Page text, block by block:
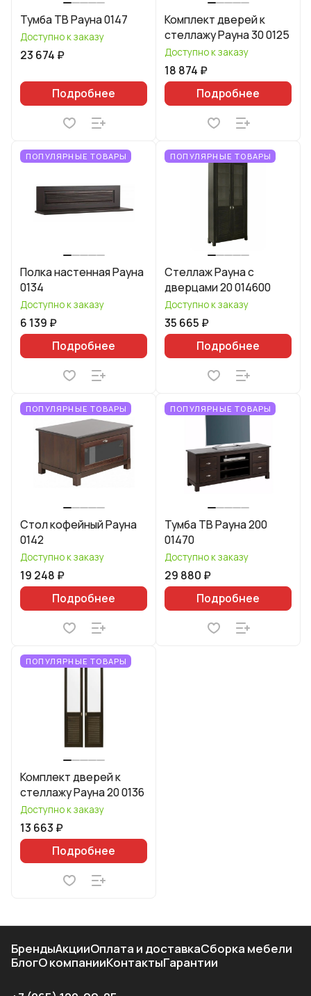
Тумба ТВ Рауна 0147
Доступно к заказу
23 674 ₽
Подробнее
Комплект дверей к
стеллажу Рауна 30 0125
Доступно к заказу
18 874 ₽
Подробнее
ПОПУЛЯРНЫЕ ТОВАРЫ
Полка настенная Рауна
0134
Доступно к заказу
6 139 ₽
Подробнее
ПОПУЛЯРНЫЕ ТОВАРЫ
Стеллаж Рауна с
дверцами 20 014600
Доступно к заказу
35 665 ₽
Подробнее
ПОПУЛЯРНЫЕ ТОВАРЫ
Стол кофейный Рауна
0142
Доступно к заказу
19 248 ₽
Подробнее
ПОПУЛЯРНЫЕ ТОВАРЫ
Тумба ТВ Рауна 200
01470
Доступно к заказу
29 880 ₽
Подробнее
ПОПУЛЯРНЫЕ ТОВАРЫ
Комплект дверей к
стеллажу Рауна 20 0136
Доступно к заказу
13 663 ₽
Подробнее
БрендыАкцииОплата и доставкаСборка мебели
БлогО компанииКонтактыГарантии